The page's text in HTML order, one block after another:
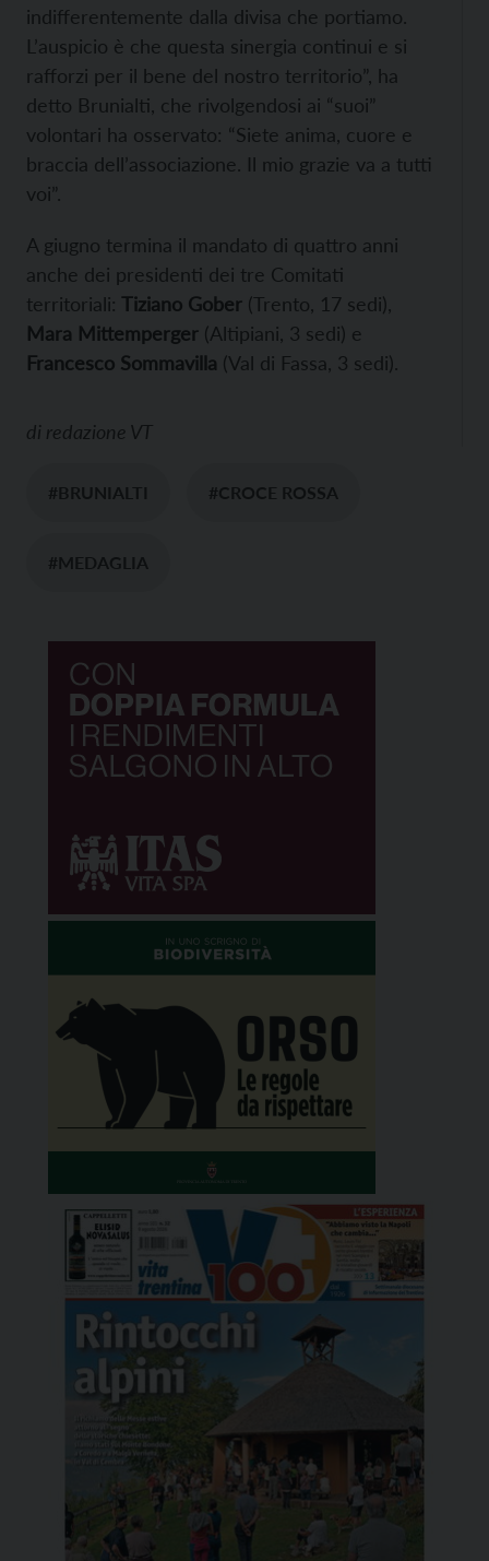
indifferentemente dalla divisa che portiamo.
L’auspicio è che questa sinergia continui e si
rafforzi per il bene del nostro territorio”, ha
detto Brunialti, che rivolgendosi ai “suoi”
volontari ha osservato: “Siete anima, cuore e
braccia dell’associazione. Il mio grazie va a tutti
voi”.
A giugno termina il mandato di quattro anni
anche dei presidenti dei tre Comitati
territoriali: Tiziano Gober (Trento, 17 sedi),
Mara Mittemperger (Altipiani, 3 sedi) e
Francesco Sommavilla (Val di Fassa, 3 sedi).
di redazione VT
#BRUNIALTI #CROCE ROSSA
#MEDAGLIA